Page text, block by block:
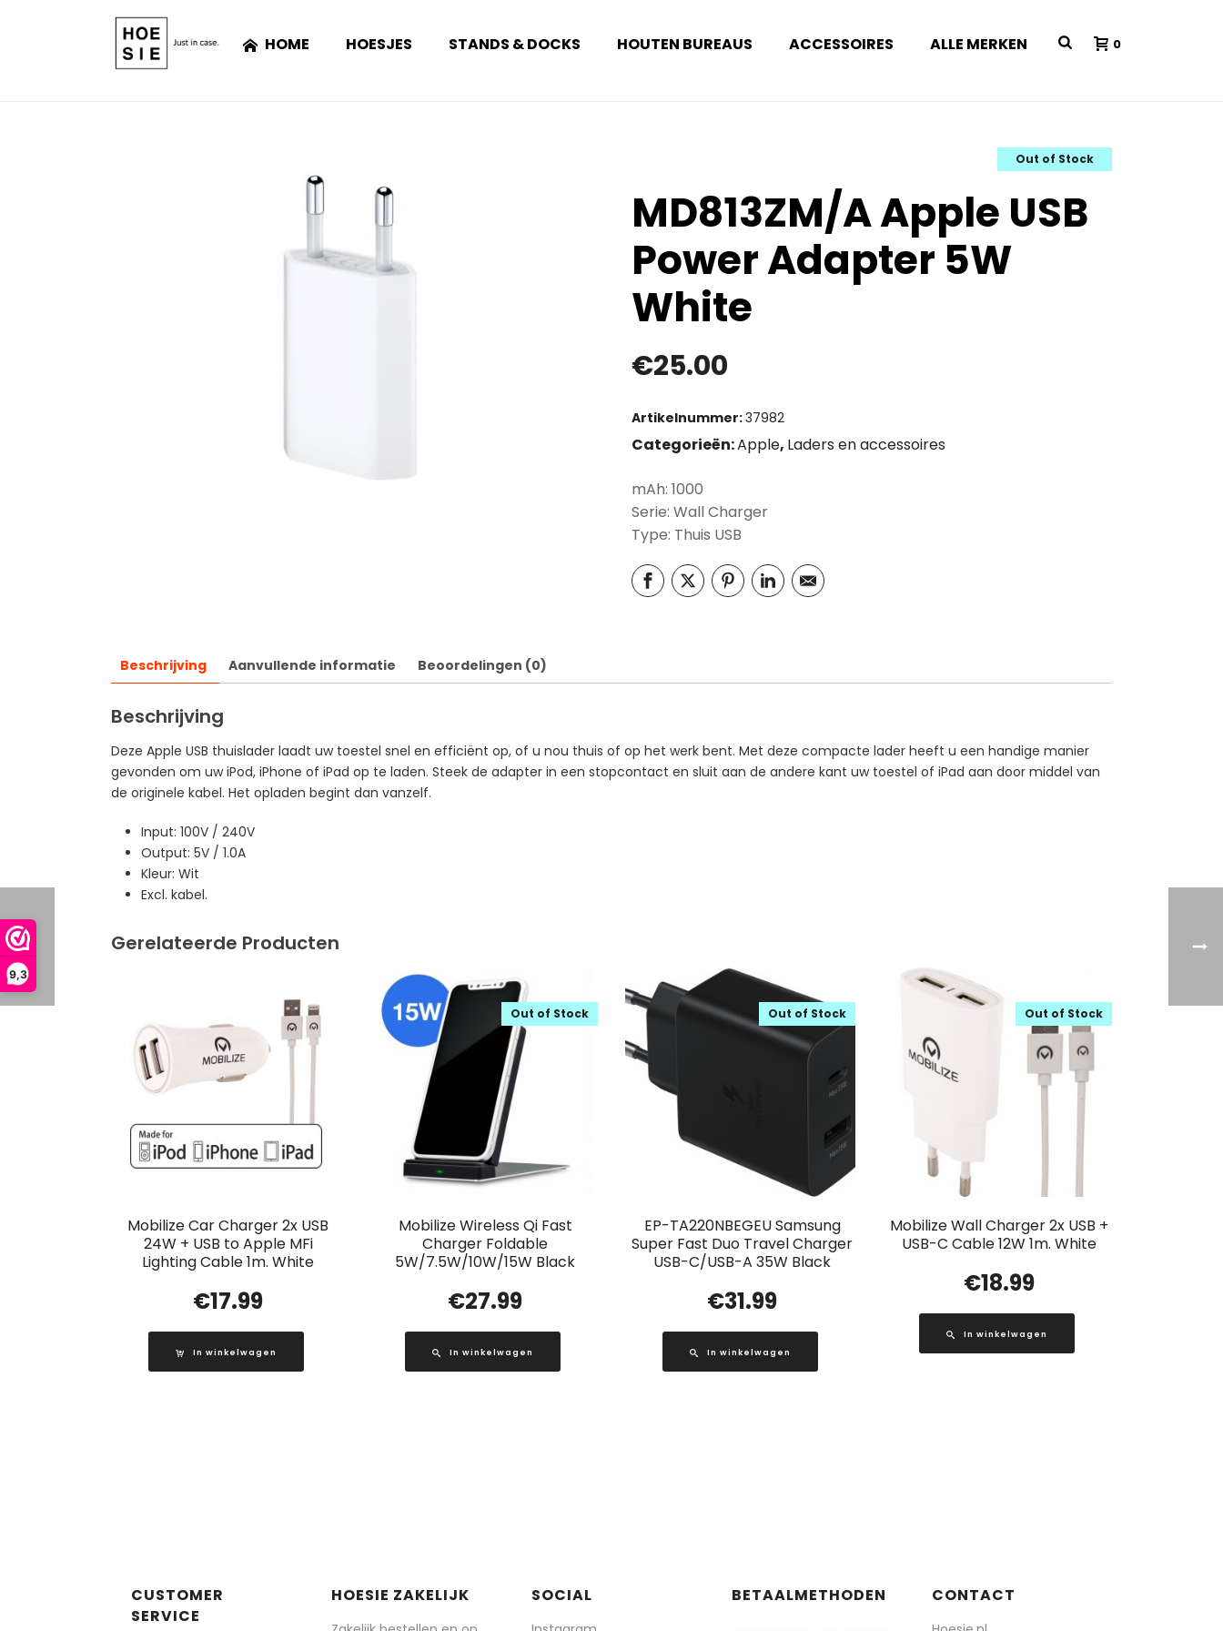
9,3
HOME HOESJES STANDS & DOCKS HOUTEN BUREAUS ACCESSOIRES ALLE MERKEN 0
Out of Stock
MD813ZM/A Apple USB
Power Adapter 5W
White
€25.00
Artikelnummer:37982
Categorieën:Apple, Laders en accessoires
mAh: 1000
Serie: Wall Charger
Type: Thuis USB
Beschrijving Aanvullende informatie Beoordelingen (0)
Beschrijving
Deze Apple USB thuislader laadt uw toestel snel en efficiënt op, of u nou thuis of op het werk bent. Met deze compacte lader heeft u een handige manier
gevonden om uw iPod, iPhone of iPad op te laden. Steek de adapter in een stopcontact en sluit aan de andere kant uw toestel of iPad aan door middel van
de originele kabel. Het opladen begint dan vanzelf.
Input: 100V / 240V
Output: 5V / 1.0A
Kleur: Wit
Excl. kabel.
Gerelateerde Producten
Mobilize Car Charger 2x USB
24W + USB to Apple MFi
Lighting Cable 1m. White
€17.99
In winkelwagen
Mobilize Wireless Qi Fast
Charger Foldable
5W/7.5W/10W/15W Black
Out of Stock
€27.99
In winkelwagen
EP-TA220NBEGEU Samsung
Super Fast Duo Travel Charger
USB-C/USB-A 35W Black
Out of Stock
€31.99
In winkelwagen
Mobilize Wall Charger 2x USB +
USB-C Cable 12W 1m. White
Out of Stock
€18.99
In winkelwagen
CUSTOMER
SERVICE
HOESIE ZAKELIJK SOCIAL BETAALMETHODEN CONTACT